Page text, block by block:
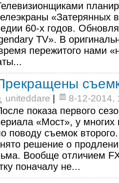
«Затерянных
60-х годов.
TV». В
пережитого нами
uniteddare 8-12-2014,
показа первого
«Мост», у
поводу съемок
решение о
Вообще отличием
поначалу не...